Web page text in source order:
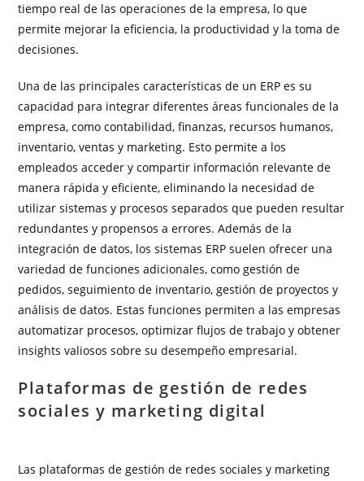
tiempo real de las operaciones de la empresa, lo que
permite mejorar la eficiencia, la productividad y la toma de
decisiones.
Una de las principales características de un ERP es su
capacidad para integrar diferentes áreas funcionales de la
empresa, como contabilidad, finanzas, recursos humanos,
inventario, ventas y marketing. Esto permite a los
empleados acceder y compartir información relevante de
manera rápida y eficiente, eliminando la necesidad de
utilizar sistemas y procesos separados que pueden resultar
redundantes y propensos a errores. Además de la
integración de datos, los sistemas ERP suelen ofrecer una
variedad de funciones adicionales, como gestión de
pedidos, seguimiento de inventario, gestión de proyectos y
análisis de datos. Estas funciones permiten a las empresas
automatizar procesos, optimizar flujos de trabajo y obtener
insights valiosos sobre su desempeño empresarial.
Plataformas de gestión de redes
sociales y marketing digital
Las plataformas de gestión de redes sociales y marketing